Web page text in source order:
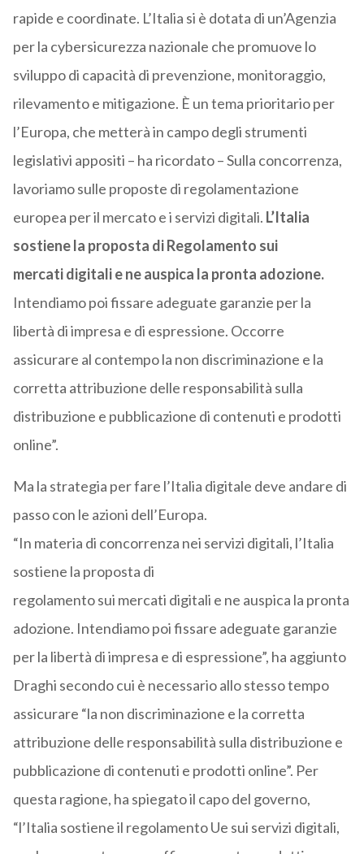
rapide e coordinate. L’Italia si è dotata di un’Agenzia
per la cybersicurezza nazionale che promuove lo
sviluppo di capacità di prevenzione, monitoraggio,
rilevamento e mitigazione. È un tema prioritario per
l’Europa, che metterà in campo degli strumenti
legislativi appositi – ha ricordato – Sulla concorrenza,
lavoriamo sulle proposte di regolamentazione
europea per il mercato e i servizi digitali. L’Italia
sostiene la proposta di Regolamento sui
mercati digitali e ne auspica la pronta adozione.
Intendiamo poi fissare adeguate garanzie per la
libertà di impresa e di espressione. Occorre
assicurare al contempo la non discriminazione e la
corretta attribuzione delle responsabilità sulla
distribuzione e pubblicazione di contenuti e prodotti
online”.
Ma la strategia per fare l’Italia digitale deve andare di
passo con le azioni dell’Europa.
“In materia di concorrenza nei servizi digitali, l’Italia
sostiene la proposta di
regolamento sui mercati digitali e ne auspica la pronta
adozione. Intendiamo poi fissare adeguate garanzie
per la libertà di impresa e di espressione”, ha aggiunto
Draghi secondo cui è necessario allo stesso tempo
assicurare “la non discriminazione e la corretta
attribuzione delle responsabilità sulla distribuzione e
pubblicazione di contenuti e prodotti online”. Per
questa ragione, ha spiegato il capo del governo,
“l’Italia sostiene il regolamento Ue sui servizi digitali,